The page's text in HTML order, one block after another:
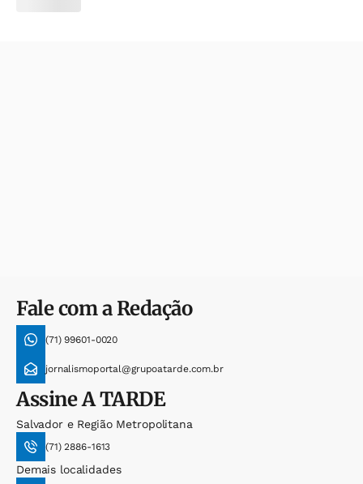
Fale com a Redação
(71) 99601-0020
jornalismoportal@grupoatarde.com.br
AssineA TARDE
Salvador e Região Metropolitana
(71) 2886-1613
Demais localidades